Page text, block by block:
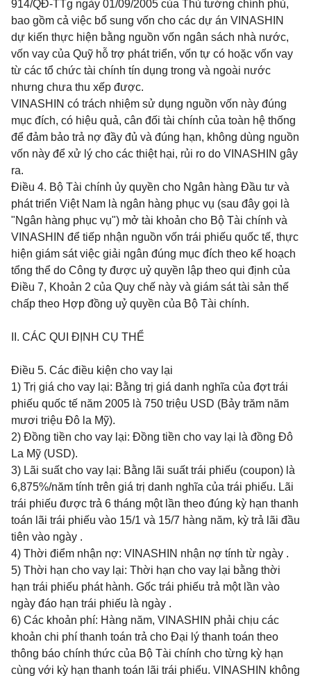
914/QĐ-TTg ngày 01/09/2005 của Thủ tướng chính phủ,
bao gồm cả việc bổ sung vốn cho các dự án VINASHIN
dự kiến thực hiện bằng nguồn vốn ngân sách nhà nước,
vốn vay của Quỹ hỗ trợ phát triển, vốn tự có hoặc vốn vay
từ các tổ chức tài chính tín dụng trong và ngoài nước
nhưng chưa thu xếp được.
VINASHIN có trách nhiệm sử dụng nguồn vốn này đúng
mục đích, có hiệu quả, cân đối tài chính của toàn hệ thống
để đảm bảo trả nợ đầy đủ và đúng hạn, không dùng nguồn
vốn này để xử lý cho các thiệt hại, rủi ro do VINASHIN gây
ra.
Điều 4. Bộ Tài chính ủy quyền cho Ngân hàng Đầu tư và
phát triển Việt Nam là ngân hàng phục vụ (sau đây gọi là
"Ngân hàng phục vụ") mở tài khoản cho Bộ Tài chính và
VINASHIN để tiếp nhận nguồn vốn trái phiếu quốc tế, thực
hiện giám sát việc giải ngân đúng mục đích theo kế hoạch
tổng thể do Công ty được uỷ quyền lập theo qui định của
Điều 7, Khoản 2 của Quy chế này và giám sát tài sản thế
chấp theo Hợp đồng uỷ quyền của Bộ Tài chính.
II. CÁC QUI ĐỊNH CỤ THỂ
Điều 5. Các điều kiện cho vay lại
1) Trị giá cho vay lại: Bằng trị giá danh nghĩa của đợt trái
phiếu quốc tế năm 2005 là 750 triệu USD (Bảy trăm năm
mươi triệu Đô la Mỹ).
2) Đồng tiền cho vay lại: Đồng tiền cho vay lại là đồng Đô
La Mỹ (USD).
3) Lãi suất cho vay lại: Bằng lãi suất trái phiếu (coupon) là
6,875%/năm tính trên giá trị danh nghĩa của trái phiếu. Lãi
trái phiếu được trả 6 tháng một lần theo đúng kỳ hạn thanh
toán lãi trái phiếu vào 15/1 và 15/7 hàng năm, kỳ trả lãi đầu
tiên vào ngày .
4) Thời điểm nhận nợ: VINASHIN nhận nợ tính từ ngày .
5) Thời hạn cho vay lại: Thời hạn cho vay lại bằng thời
hạn trái phiếu phát hành. Gốc trái phiếu trả một lần vào
ngày đáo hạn trái phiếu là ngày .
6) Các khoản phí: Hàng năm, VINASHIN phải chịu các
khoản chi phí thanh toán trả cho Đại lý thanh toán theo
thông báo chính thức của Bộ Tài chính cho từng kỳ hạn
cùng với kỳ hạn thanh toán lãi trái phiếu. VINASHIN không